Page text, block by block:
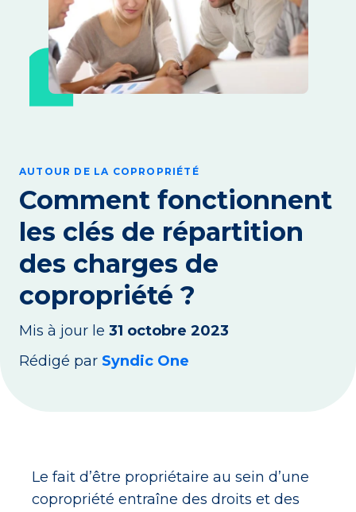
AUTOUR DE LA COPROPRIÉTÉ
Comment fonctionnent
les clés de répartition
des charges de
copropriété ?
Mis à jour le 31 octobre 2023
Rédigé par Syndic One
Le fait d’être propriétaire au sein d’une
copropriété entraîne des droits et des